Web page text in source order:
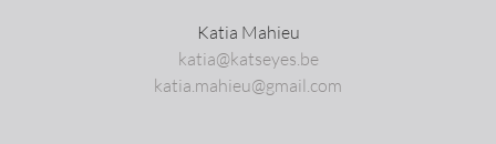
Katia Mahieu
katia@katseyes.be
katia.mahieu@gmail.com